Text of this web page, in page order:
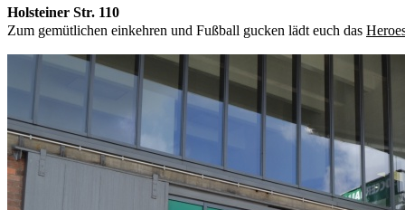
Holsteiner Str. 110
Zum gemütlichen einkehren und Fußball gucken lädt euch das